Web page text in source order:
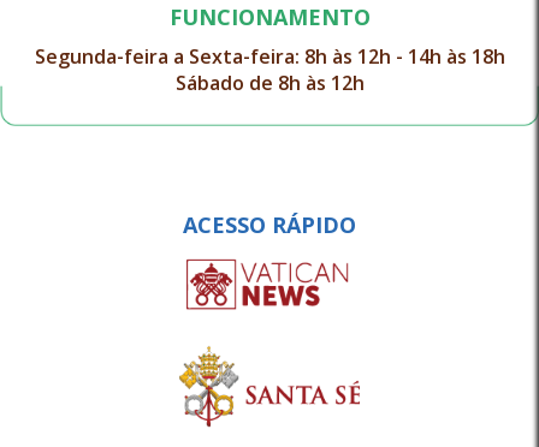
FUNCIONAMENTO
Segunda-feira a Sexta-feira: 8h às 12h - 14h às 18h
Sábado de 8h às 12h
ACESSO RÁPIDO